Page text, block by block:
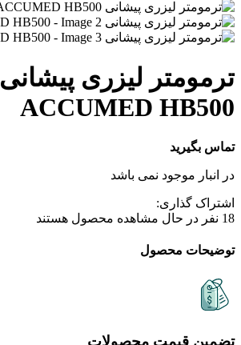
ترمومتر لیزری پیشانی
ACCUMED HB500
تماس بگیرید
در انبار موجود نمی باشد
اشتراک گذاری:
18 نفر در حال مشاهده محصول هستند
توضیحات محصول
تضمین قیمت محصولات